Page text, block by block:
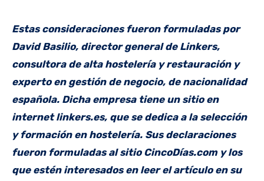
Estas consideraciones fueron formuladas por
David Basilio, director general de Linkers,
consultora de alta hostelería y restauración y
experto en gestión de negocio, de nacionalidad
española. Dicha empresa tiene un sitio en
internet linkers.es, que se dedica a la selección
y formación en hostelería. Sus declaraciones
fueron formuladas al sitio CincoDías.com y los
que estén interesados en leer el artículo en su